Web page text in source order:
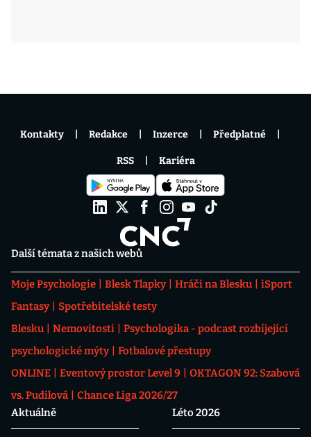
Další témata z našich webů
Moje Psychologie Blesk Tlapky Hráči na Blesku
iSport
Fantasy
Spotřebitelské testy
Blesku
Nemovitosti
Psychologika - podcast rozbíjející
psychologické mýty
Fotbalové přestupy
ONLINE
Eventový prostor Level 9
OKTAGON 92: Szabová
vs. Pudilová
Chance Liga 2026/27
Aktuálně
Léto 2026
Kontakty Redakce Inzerce Předplatné
RSS Kariéra